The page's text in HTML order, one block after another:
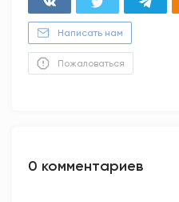
Написать нам
Пожаловаться
0 комментариев